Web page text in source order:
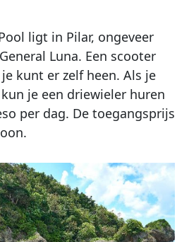
ligt in Pilar, ongeveer
Luna. Een scooter
kunt er zelf heen. Als je
je een driewieler huren
per dag. De toegangsprijs